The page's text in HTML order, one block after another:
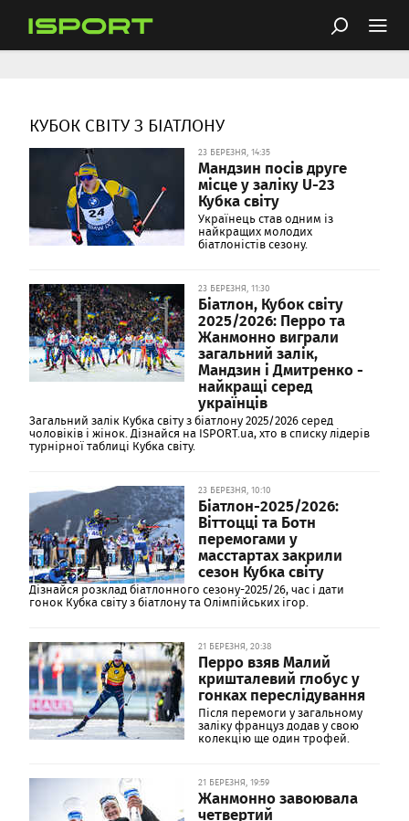
КУБОК СВІТУ З БІАТЛОНУ
23 БЕРЕЗНЯ, 14:35
Мандзин посів друге
місце у заліку U-23
Кубка світу
Українець став одним із
найкращих молодих
біатлоністів сезону.
23 БЕРЕЗНЯ, 11:30
Біатлон, Кубок світу
2025/2026: Перро та
Жанмонно виграли
загальний залік,
Мандзин і Дмитренко -
найкращі серед
українців
Загальний залік Кубка світу з біатлону 2025/2026 серед
чоловіків і жінок. Дізнайся на ISPORT.ua, хто в списку лідерів
турнірної таблиці Кубка світу.
23 БЕРЕЗНЯ, 10:10
Біатлон-2025/2026:
Віттоцці та Ботн
перемогами у
масстартах закрили
сезон Кубка світу
Дізнайся розклад біатлонного сезону-2025/26, час і дати
гонок Кубка світу з біатлону та Олімпійських ігор.
21 БЕРЕЗНЯ, 20:38
Перро взяв Малий
кришталевий глобус у
гонках переслідування
Після перемоги у загальному
заліку француз додав у свою
колекцію ще один трофей.
21 БЕРЕЗНЯ, 19:59
Жанмонно завоювала
четвертий